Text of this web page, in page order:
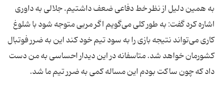
به همین دلیل از نظر خط دفاعی ضعف داشتیم. جلالی به داوری
اشاره كرد گفت: به طور كلی می‌گویم اگر مربی متوجه شود با شلوغ
كاری می‌تواند نتیجه بازی را به سود تیم خود كند این به ضرر فوتبال
كشورمان خواهد شد. متاسفانه در این دیدار احساسی به من دست
داد كه چون ساكت بودم این مساله كمی به ضرر تیم ما شد.